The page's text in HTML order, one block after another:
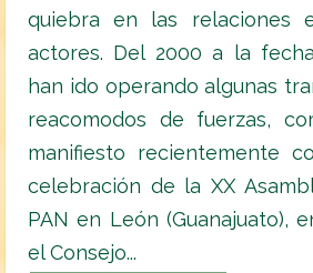
quiebra en las relaciones
actores. Del 2000 a la
han ido operando algunas
reacomodos de fuerzas,
manifiesto recientemente
celebración de la XX
PAN en León (Guanajuato),
el Consejo...